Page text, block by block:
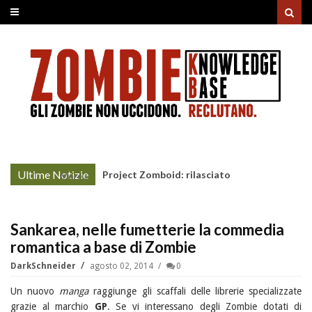
Ultime Notizie
More »
Project Zomboid: rilasciato
Sankarea, nelle fumetterie la commedia
romantica a base di Zombie
DarkSchneider agosto 02, 2014 0
Un nuovo mangaraggiunge gli scaffali delle librerie specializzate
grazie al marchio GP. Se vi interessano degli Zombie dotati di